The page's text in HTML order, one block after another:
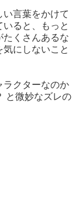
い言葉をかけて
ると、もっと
たくさんあるな
にしないこと
ラクターなのか
と微妙なズレの